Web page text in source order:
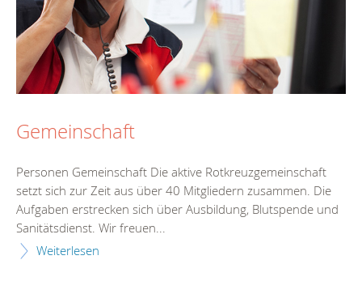
Gemeinschaft
Personen Gemeinschaft Die aktive Rotkreuzgemeinschaft
setzt sich zur Zeit aus über 40 Mitgliedern zusammen. Die
Aufgaben erstrecken sich über Ausbildung, Blutspende und
Sanitätsdienst. Wir freuen...
Weiterlesen